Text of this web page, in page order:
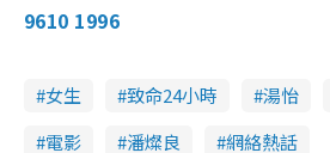
9610 1996
女生 致命24小時 湯怡
電影
潘燦良 網絡熱話